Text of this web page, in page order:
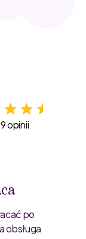
opinii
po
obsługa